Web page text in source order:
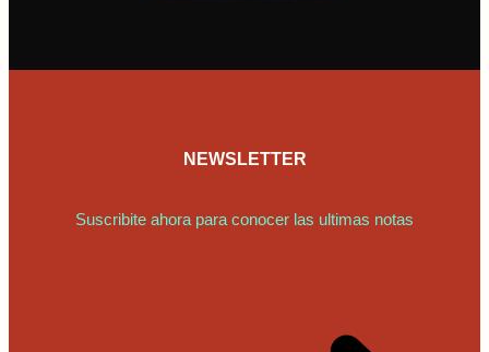
NEWSLETTER
Suscribite ahora para conocer las ultimas notas